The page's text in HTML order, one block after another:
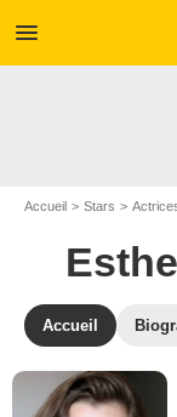
menu
Accueil Stars
Accueil